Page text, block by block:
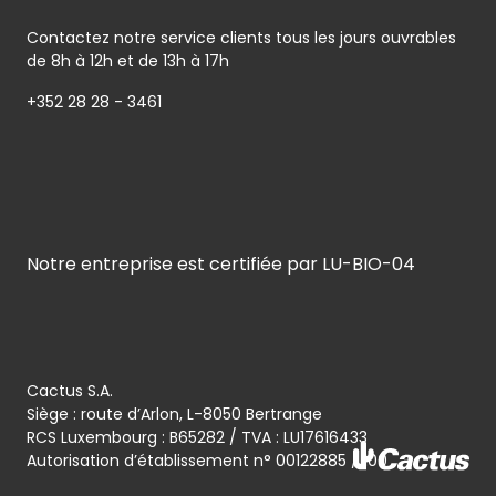
Contactez notre service clients tous les jours ouvrables
de 8h à 12h et de 13h à 17h
+352 28 28 - 3461
Cactus S.A.
Siège : route d’Arlon, L-8050 Bertrange
RCS Luxembourg : B65282 / TVA : LU17616433
Autorisation d’établissement n° 00122885 / 100
Notre entreprise est certifiée par LU-BIO-04